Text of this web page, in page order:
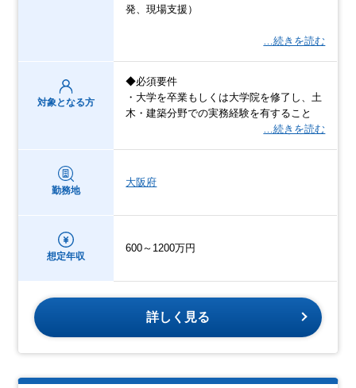
発、現場支援）
…続きを読む
対象となる方
◆必須要件
・大学を卒業もしくは大学院を修了し、土
木・建築分野での実務経験を有すること
…続きを読む
勤務地
大阪府
想定年収
600～1200万円
詳しく見る